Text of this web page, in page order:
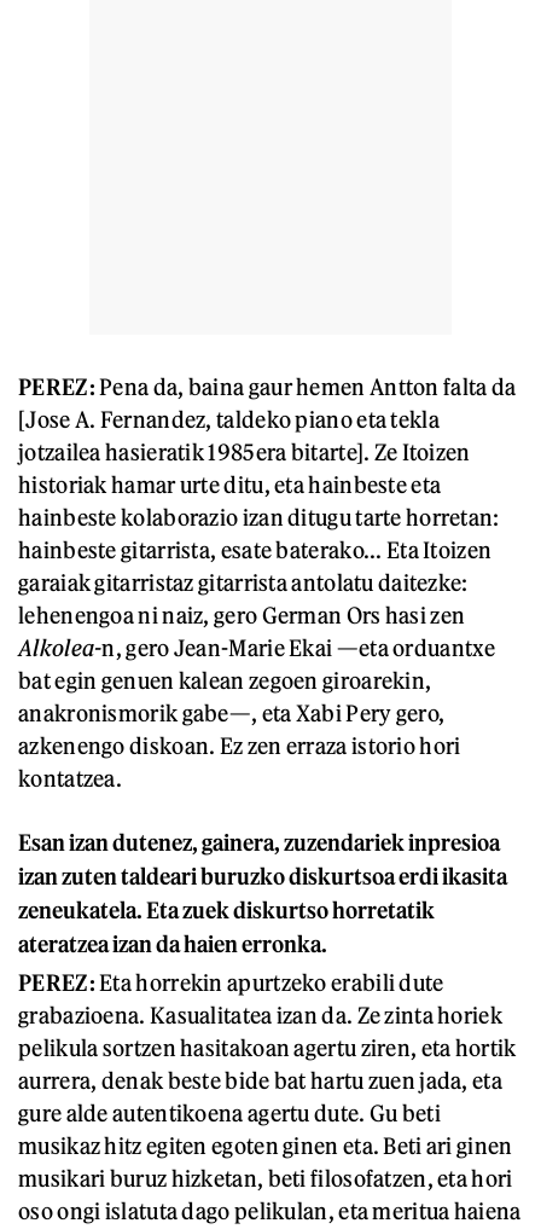
PEREZ:Pena da, baina gaur hemen Antton falta da
[Jose A. Fernandez, taldeko piano eta tekla
jotzailea hasieratik 1985era bitarte]. Ze Itoizen
historiak hamar urte ditu, eta hainbeste eta
hainbeste kolaborazio izan ditugu tarte horretan:
hainbeste gitarrista, esate baterako... Eta Itoizen
garaiak gitarristaz gitarrista antolatu daitezke:
lehenengoa ni naiz, gero German Ors hasi zen
Alkolea-n, gero Jean-Marie Ekai —eta orduantxe
bat egin genuen kalean zegoen giroarekin,
anakronismorik gabe—, eta Xabi Pery gero,
azkenengo diskoan. Ez zen erraza istorio hori
kontatzea.
Esan izan dutenez, gainera, zuzendariek inpresioa
izan zuten taldeari buruzko diskurtsoa erdi ikasita
zeneukatela. Eta zuek diskurtso horretatik
ateratzea izan da haien erronka.
PEREZ:Eta horrekin apurtzeko erabili dute
grabazioena. Kasualitatea izan da. Ze zinta horiek
pelikula sortzen hasitakoan agertu ziren, eta hortik
aurrera, denak beste bide bat hartu zuen jada, eta
gure alde autentikoena agertu dute. Gu beti
musikaz hitz egiten egoten ginen eta. Beti ari ginen
musikari buruz hizketan, beti filosofatzen, eta hori
oso ongi islatuta dago pelikulan, eta meritua haiena